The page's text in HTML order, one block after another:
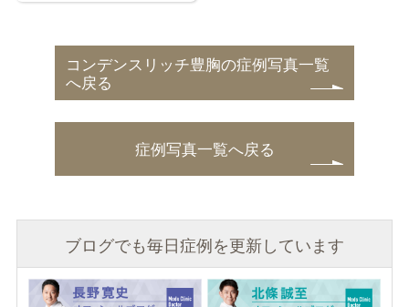
コンデンスリッチ豊胸の症例写真一覧
へ戻る
症例写真一覧へ戻る
ブログでも毎日症例を更新しています